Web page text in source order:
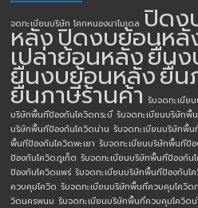
จดทะเบียนบริษัท โคกหนองนาโมเดล ปิดง
หลังปิดงบย้อนหลั
เปล่าย้อนหลังยื่นง
ยื่นงบย้อนหลังยื่น
ยื่นภาษีร้านค้า รับจดทะเบีย
บริษัทพื้นทีป้องกันโควิดกระบี่ รับจดทะเบียนบริษัทพื้
บริษัทพื้นทีป้องกันโควิดน่าน รับจดทะเบียนบริษัทพื้
พื้นทีป้องกันโควิดพะเยา รับจดทะเบียนบริษัทพื้นทีป้
ป้องกันโควิดภูเก็ต รับจดทะเบียนบริษัทพื้นทีป้องกัน
ป้องกันโควิดแพร่ รับจดทะเบียนบริษัทพื้นทีป้องกันโ
ควบคุมโควิด รับจดทะเบียนบริษัทพื้นที่ควบคุมโควิด
วิดนครพนม รับจดทะเบียนบริษัทพื้นที่ควบคุมโควิดน่